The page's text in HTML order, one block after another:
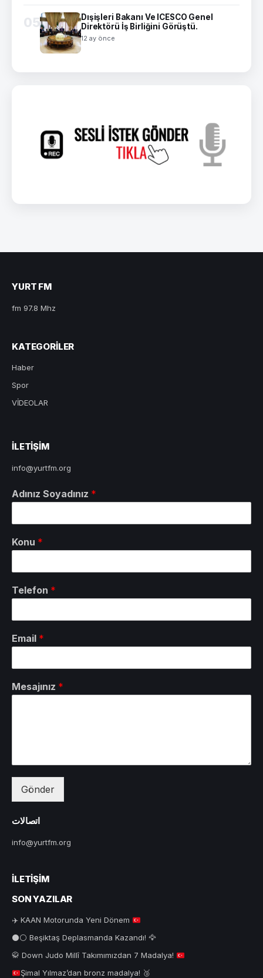
05
Dışişleri Bakanı Ve ICESCO Genel
Direktörü İş Birliğini Görüştü.
12 ay önce
YURT FM
fm 97.8 Mhz
KATEGORILER
Haber
Spor
VİDEOLAR
ILETIŞIM
info@yurtfm.org
Adınız Soyadınız *
Konu *
Telefon *
Email *
Mesajınız *
Gönder
اتصالات
info@yurtfm.org
İLETIŞIM
SON YAZILAR
✈️ KAAN Motorunda Yeni Dönem
⚫⚪ Beşiktaş Deplasmanda Kazandı! 🦅
🥋 Down Judo Millî Takımımızdan 7 Madalya!
Şimal Yılmaz’dan bronz madalya! 🥉